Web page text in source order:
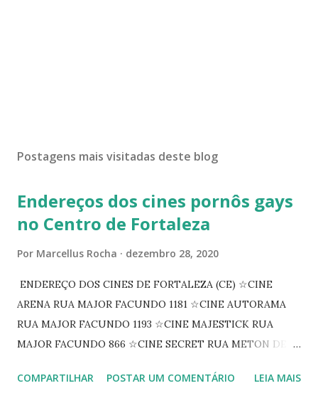
Postagens mais visitadas deste blog
Endereços dos cines pornôs gays
no Centro de Fortaleza
Por Marcellus Rocha dezembro 28, 2020
ENDEREÇO DOS CINES DE FORTALEZA (CE) ☆CINE
ARENA RUA MAJOR FACUNDO 1181 ☆CINE AUTORAMA
RUA MAJOR FACUNDO 1193 ☆CINE MAJESTICK RUA
MAJOR FACUNDO 866 ☆CINE SECRET RUA METON DE
PEIXOTO 1307 ☆CINE IRIS RUA FLORIANO PEIXOTO 1206
COMPARTILHAR POSTAR UM COMENTÁRIO LEIA MAIS